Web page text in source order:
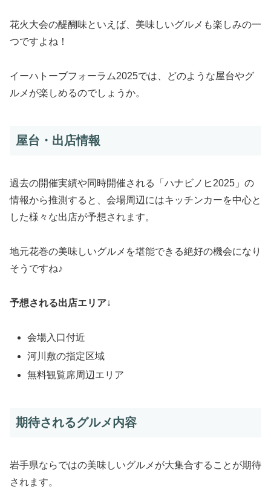
花火大会の醍醐味といえば、美味しいグルメも楽しみの一
つですよね！
イーハトーブフォーラム2025では、どのような屋台やグ
ルメが楽しめるのでしょうか。
屋台・出店情報
過去の開催実績や同時開催される「ハナビノヒ2025」の
情報から推測すると、会場周辺にはキッチンカーを中心と
した様々な出店が予想されます。
地元花巻の美味しいグルメを堪能できる絶好の機会になり
そうですね♪
予想される出店エリア↓
会場入口付近
河川敷の指定区域
無料観覧席周辺エリア
期待されるグルメ内容
岩手県ならではの美味しいグルメが大集合することが期待
されます。